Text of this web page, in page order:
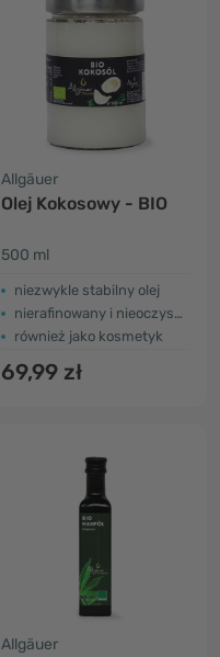
Allgäuer
Olej Kokosowy - BIO
500 ml
niezwykle stabilny olej
nierafinowany i nieoczyszczony
również jako kosmetyk
69,99 zł
Allgäuer